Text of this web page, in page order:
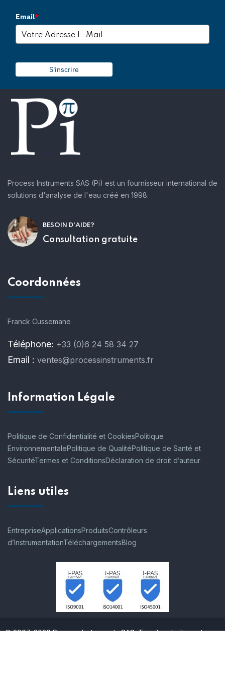
Email*
S'inscrire
Process Instruments SAS (Pi) est un fournisseur international de
solutions d'analyse de l'eau créé en 1998.
BESOIN D'AIDE?
Consultation gratuite
Coordonnées
Franck Cussemane
Téléphone: +33 (0)6 24 58 34 27
Email : ventes@processinstruments.fr
Information Légale
Politique de Confidentialité et CookiesPolitique
EnvironnementalePolitique de QualitéPolitique de Santé et
SécuritéTermes et ConditionsDéclaration de droit d’auteur
Liens utiles
EntrepriseApplicationsProduitsContrôleurs
d’InstrumentationTéléchargementsBlog
© 2007-2026 Process Instruments SAS. Tous les droits sont